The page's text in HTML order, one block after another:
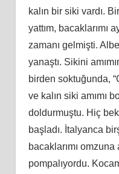
kalın bir siki vardı.
yattım, bacaklarımı
zamanı gelmişti.
yanaştı. Sikini
birden soktuğunda,
ve kalın siki amımı
doldurmuştu. Hiç
başladı. İtalyanca
bacaklarımı omzuna
pompalıyordu.